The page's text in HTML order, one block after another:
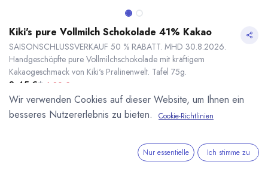
Kiki's pure Vollmilch Schokolade 41% Kakao
SAISONSCHLUSSVERKAUF 50 % RABATT. MHD 30.8.2026.
Handgeschöpfte pure Vollmilchschokolade mit kräftigem
Kakaogeschmack von Kiki's Pralinenwelt. Tafel 75g.
3,45 €* 6,90 €
(92,00€/1 kg
50.00 % Rabatt
* inkl. MwST. zzgl.Versandkosten
Wir verwenden Cookies auf dieser Website, um Ihnen ein
besseres Nutzererlebnis zu bieten.
Cookie-Richtlinien
Nur essentielle Ich stimme zu